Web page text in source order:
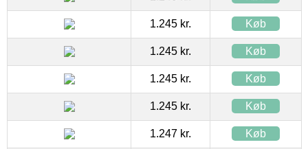
1.245 kr. Køb
1.245 kr. Køb
1.245 kr. Køb
1.245 kr. Køb
1.247 kr. Køb